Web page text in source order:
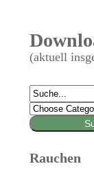
(aktuell
Rauchen